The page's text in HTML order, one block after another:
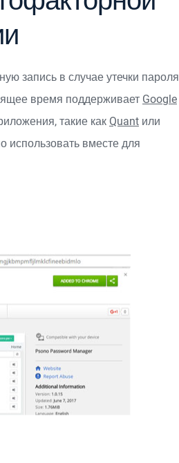
запись в случае утечки пароля
время поддерживает Google
такие как Quant или
использовать вместе для